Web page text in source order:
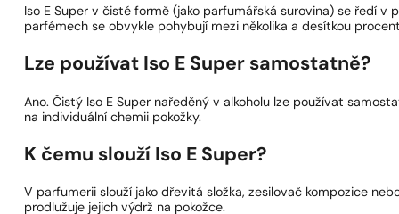
Iso E Super v čisté formě (jako parfumářská surovina) se ředí
parfémech se obvykle pohybují mezi několika a desítkou
Lze používat Iso E Super samostatně?
Ano. Čistý Iso E Super naředěný v alkoholu lze používat
na individuální chemii pokožky.
K čemu slouží Iso E Super?
V parfumerii slouží jako dřevitá složka, zesilovač kompozice
prodlužuje jejich výdrž na pokožce.